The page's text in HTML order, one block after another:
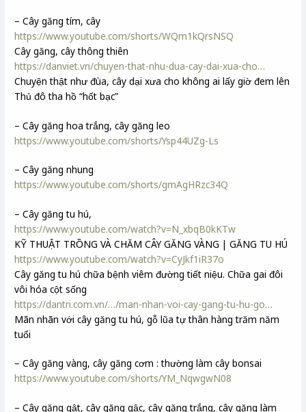
– Cây găng tím, cây
https://www.youtube.com/shorts/WQm1kQrsNSQ
Cây găng, cây thông thiên
https://danviet.vn/chuyen-that-nhu-dua-cay-dai-xua-cho…
Chuyện thật như đùa, cây dại xưa cho không ai lấy giờ đem lên
Thủ đô tha hồ “hốt bạc”
– Cây găng hoa trắng, cây găng leo
https://www.youtube.com/shorts/Ysp44UZg-Ls
– Cây găng nhung
https://www.youtube.com/shorts/gmAgHRzc34Q
– Cây găng tu hú,
https://www.youtube.com/watch?v=N_xbqB0kKTw
KỸ THUẬT TRỒNG VÀ CHĂM CÂY GĂNG VÀNG | GĂNG TU HÚ
https://www.youtube.com/watch?v=CyJkf1iR37o
Cây găng tu hú chữa bệnh viêm đường tiết niệu. Chữa gai đôi
vôi hóa cột sống
https://dantri.com.vn/…/man-nhan-voi-cay-gang-tu-hu-go…
Mãn nhãn với cây găng tu hú, gỗ lũa tự thân hàng trăm năm
tuổi
– Cây găng vàng, cây găng cơm : thường làm cây bonsai
https://www.youtube.com/shorts/YM_NqwgwN08
– Cây găng gật, cây găng gậc, cây găng trắng, cây găng làm